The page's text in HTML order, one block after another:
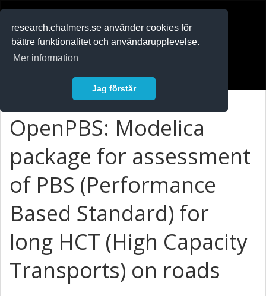
research.chalmers.se använder cookies för
bättre funktionalitet och användarupplevelse.
Mer information
Jag förstår
OpenPBS: Modelica
package for assessment
of PBS (Performance
Based Standard) for
long HCT (High Capacity
Transports) on roads